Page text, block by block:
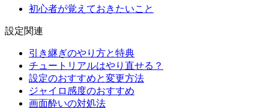
初心者が覚えておきたいこと
設定関連
引き継ぎのやり方と特典
チュートリアルはやり直せる？
設定のおすすめと変更方法
ジャイロ感度のおすすめ
画面酔いの対処法